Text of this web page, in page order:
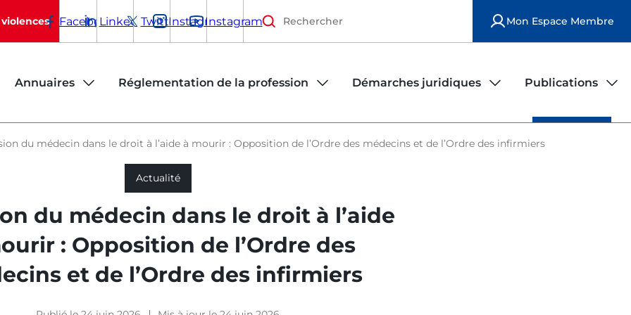
FacebookLinkedinTwitterInstagramInstagram Mon Espace Membre
C(I)ROI Le Conseil National de l'Ordre des Infirmiers
Les Conseils (inter)régionaux et
(inter)départementaux
S'inscrire à l'Ordre
La cotisation ordinale
Les élections ordinales
Annuaires
de la profession infirmière
décès : annuaire des infirmiers
Réglementation de la profession
Code de déontologie des infirmiers
Code de la santé publique
Règlement intérieur
Jurisprudence
Démarches juridiques
Observatoire de la sécurité des infirmiers
Déposer une plainte
Publications
Publications
du médecin dans le droit à l’aide à mourir : Opposition de l’Ordre des médecins et de l’Ordre des infirmiers
Actualité
du médecin dans le droit à l’aide
: Opposition de l’Ordre des
et de l’Ordre des infirmiers